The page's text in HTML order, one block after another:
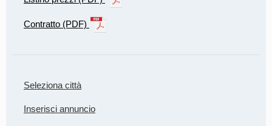
Contratto (PDF)
Seleziona città
Inserisci annuncio